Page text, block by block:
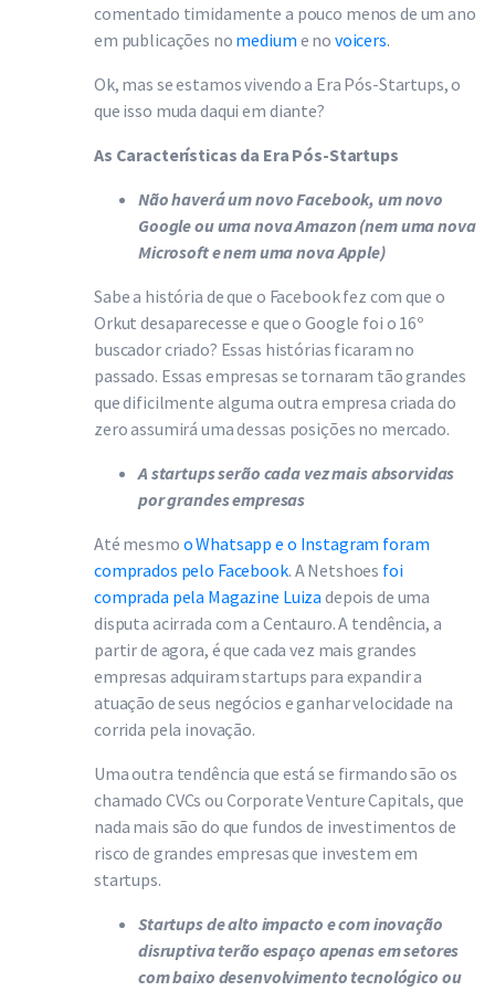
comentado timidamente a pouco menos de um ano
em publicações no medium e no voicers.
Ok, mas se estamos vivendo a Era Pós-Startups, o
que isso muda daqui em diante?
As Características da Era Pós-Startups
Não haverá um novo Facebook, um novo
Google ou uma nova Amazon (nem uma nova
Microsoft e nem uma nova Apple)
Sabe a história de que o Facebook fez com que o
Orkut desaparecesse e que o Google foi o 16º
buscador criado? Essas histórias ficaram no
passado. Essas empresas se tornaram tão grandes
que dificilmente alguma outra empresa criada do
zero assumirá uma dessas posições no mercado.
A startups serão cada vez mais absorvidas
por grandes empresas
Até mesmo o Whatsapp e o Instagram foram
comprados pelo Facebook. A Netshoes foi
comprada pela Magazine Luiza depois de uma
disputa acirrada com a Centauro. A tendência, a
partir de agora, é que cada vez mais grandes
empresas adquiram startups para expandir a
atuação de seus negócios e ganhar velocidade na
corrida pela inovação.
Uma outra tendência que está se firmando são os
chamado CVCs ou Corporate Venture Capitals, que
nada mais são do que fundos de investimentos de
risco de grandes empresas que investem em
startups.
Startups de alto impacto e com inovação
disruptiva terão espaço apenas em setores
com baixo desenvolvimento tecnológico ou